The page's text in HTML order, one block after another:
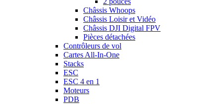
Châssis Whoops
Châssis Loisir et Vidéo
Châssis DJI Digital FPV
Pièces détachées
Contrôleurs de vol
Cartes All-In-One
Stacks
ESC
ESC 4 en 1
Moteurs
PDB